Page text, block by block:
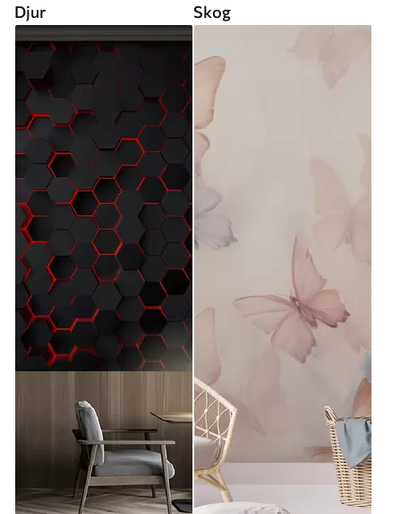
Djur Skog